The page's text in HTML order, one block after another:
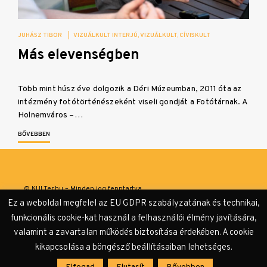
JUHÁSZ TIBOR VIZUÁLKULT INTERJÚ VIZUÁLKULT CÍVISKULT
Más elevenségben
Több mint húsz éve dolgozik a Déri Múzeumban, 2011 óta az
intézmény fotótörténészeként viseli gondját a Fotótárnak. A
Holnemváros –…
BŐVEBBEN
© KULTer.hu – Minden jog fenntartva
Adatvédelmi tájékoztató
Ez a weboldal megfelel az EU GDPR szabályzatának és technikai,
funkcionális cookie-kat használ a felhasználói élmény javítására,
valamint a zavartalan működés biztosítása érdekében. A cookie
kikapcsolása a böngésző beállításaiban lehetséges.